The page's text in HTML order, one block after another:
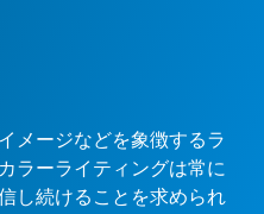
メージなどを象徴するラ
ラーライティングは常に
し続けることを求められ